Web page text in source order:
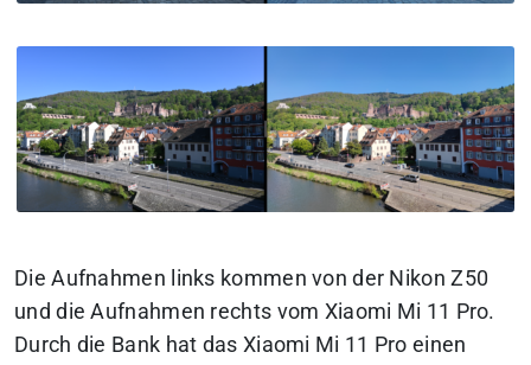
Die Aufnahmen links kommen von der Nikon Z50
und die Aufnahmen rechts vom Xiaomi Mi 11 Pro.
Durch die Bank hat das Xiaomi Mi 11 Pro einen